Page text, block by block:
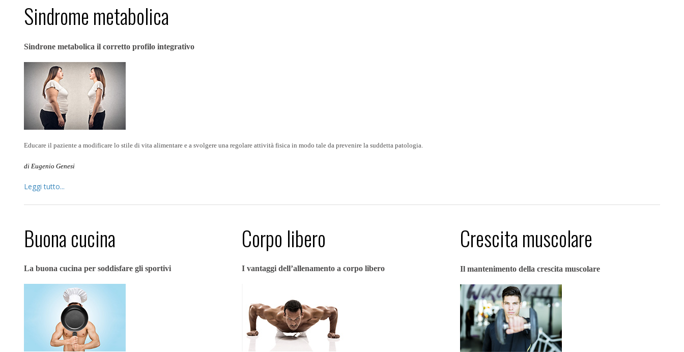
Sindrome metabolica
Sindrone metabolica il corretto profilo integrativo
Educare il paziente a modificare lo stile di vita alimentare e a svolgere una regolare attività fisica in modo tale da prevenire la suddetta patologia.
di Eugenio Genesi
Leggi tutto...
Buona cucina
La buona cucina per soddisfare gli sportivi
Corpo libero
I vantaggi dell’allenamento a corpo libero
Crescita muscolare
Il mantenimento della crescita muscolare